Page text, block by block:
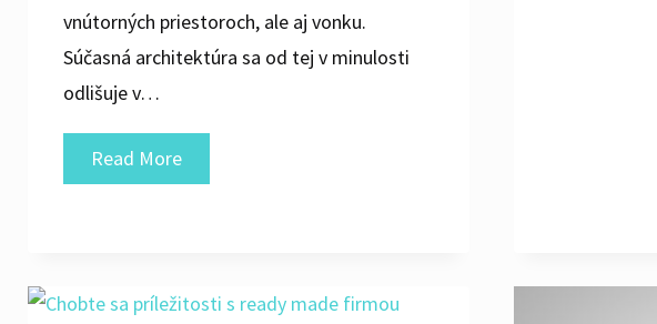
vnútorných priestoroch, ale aj vonku.
Súčasná architektúra sa od tej v minulosti
odlišuje v…
Read MoreDbať
o
v